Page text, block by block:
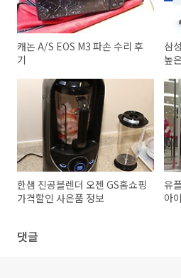
캐논 A/S EOS M3 파손 수리 후
기
삼
높
한샘 진공블렌더 오젠 GS홈쇼핑
가격할인 사은품 정보
유
아
댓글